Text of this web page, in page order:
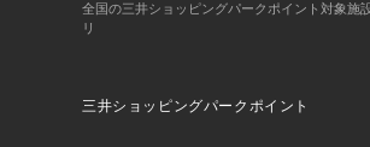
全国の三井ショッピングパークポイント対象施
リ
三井ショッピングパークポイント